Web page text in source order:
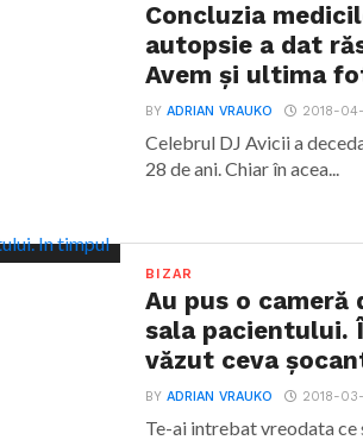
Concluzia
autopsie a dat
Avem și ultima
BYADRIAN VRAUKO 2018-
Celebrul DJ Avicii a
28 de ani. Chiar în acea...
BIZAR
Au pus o cameră
sala pacientului.
văzut ceva
BYADRIAN VRAUKO 2018-
Te-ai intrebat vreodata ce